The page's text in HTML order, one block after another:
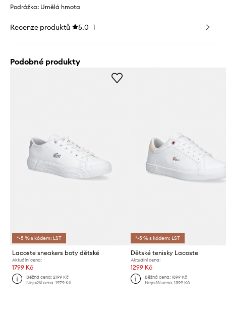
Podrážka: Umělá hmota
Recenze produktů 5.0 1
Podobné produkty
*-5 % s kódem: LST
Lacoste sneakers boty dětské
Aktuální cena:
1799 Kč
Běžná cena:2199 Kč
Nejnižší cena:1979 Kč
*-5 % s kódem: LST
Dětské tenisky Lacoste
Aktuální cena:
1299 Kč
Běžná cena: 1899 Kč
Nejnižší cena: 1399 Kč